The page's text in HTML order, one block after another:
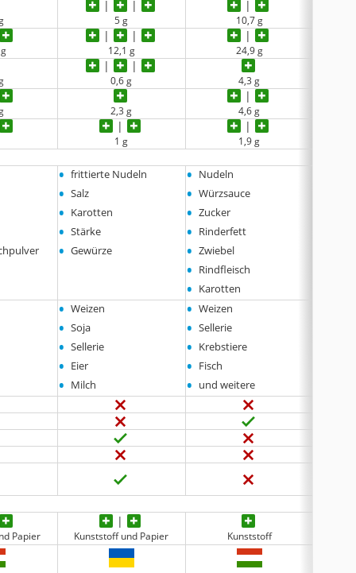
5 g 10,7 g
12,1 g 24,9 g
0,6 g 4,3 g
2,3 g 4,6 g
1 g 1,9 g
• frittierte Nudeln
• Salz
• Karotten
• Stärke
• Gewürze
• Nudeln
• Würzsauce
• Zucker
• Rinderfett
• Zwiebel
• Rindfleisch
• Karotten
• Weizen
• Soja
• Sellerie
• Eier
• Milch
• Weizen
• Sellerie
• Krebstiere
• Fisch
• und weitere
Papier Kunststoff und Papier Kunststoff